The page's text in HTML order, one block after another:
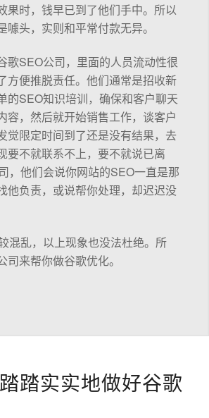
果时，钱早已到了他们手中。所以
噱头，实则和平常付款无异。
歌SEO公司，里面的人员流动性很
方便推脱责任。他们通常是招收新
的SEO知识培训，确保和客户聊天
容，然后就开始销售工作，谈客户
觉限定时间到了还是没有结果，去
要不就联系不上，要不就说已离
，他们会说你网站的SEO一直是那
他负责，或说帮你处理，却迟迟没
混乱，以上现象也没法杜绝。所
司来帮你做谷歌优化。
踏实实地做好谷歌